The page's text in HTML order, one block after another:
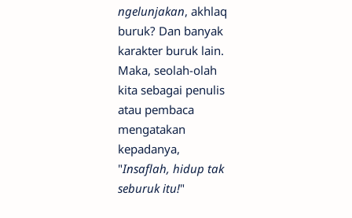
ngelunjakan, akhlaq
buruk? Dan banyak
karakter buruk lain.
Maka, seolah-olah
kita sebagai penulis
atau pembaca
mengatakan
kepadanya,
"Insaflah, hidup tak
seburuk itu!"